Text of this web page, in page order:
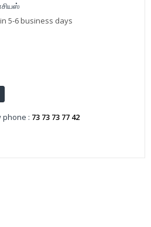
5-6 business days
phone : 73 73 73 77 42